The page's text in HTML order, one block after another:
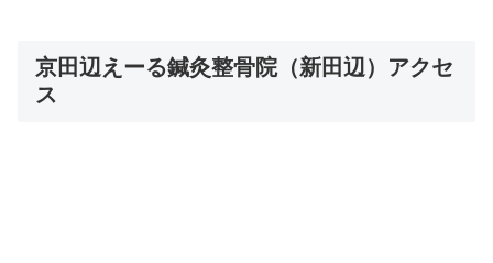
京田辺えーる鍼灸整骨院（新田辺）アクセ
ス